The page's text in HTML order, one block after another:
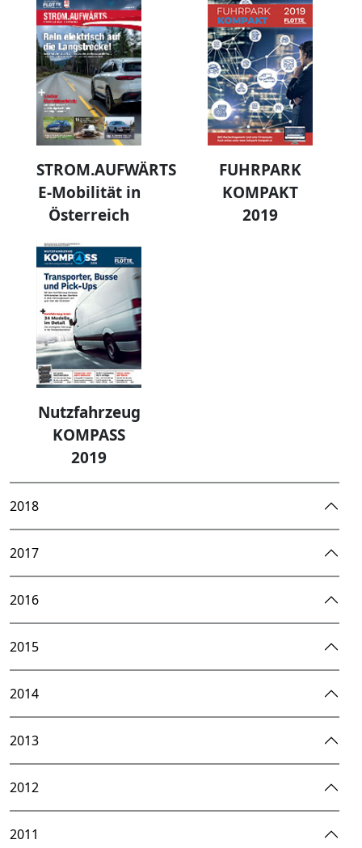
STROM.AUFWÄRTS
E-Mobilität in
Österreich
FUHRPARK
KOMPAKT
2019
Nutzfahrzeug
KOMPASS
2019
2018
2017
2016
2015
2014
2013
2012
2011